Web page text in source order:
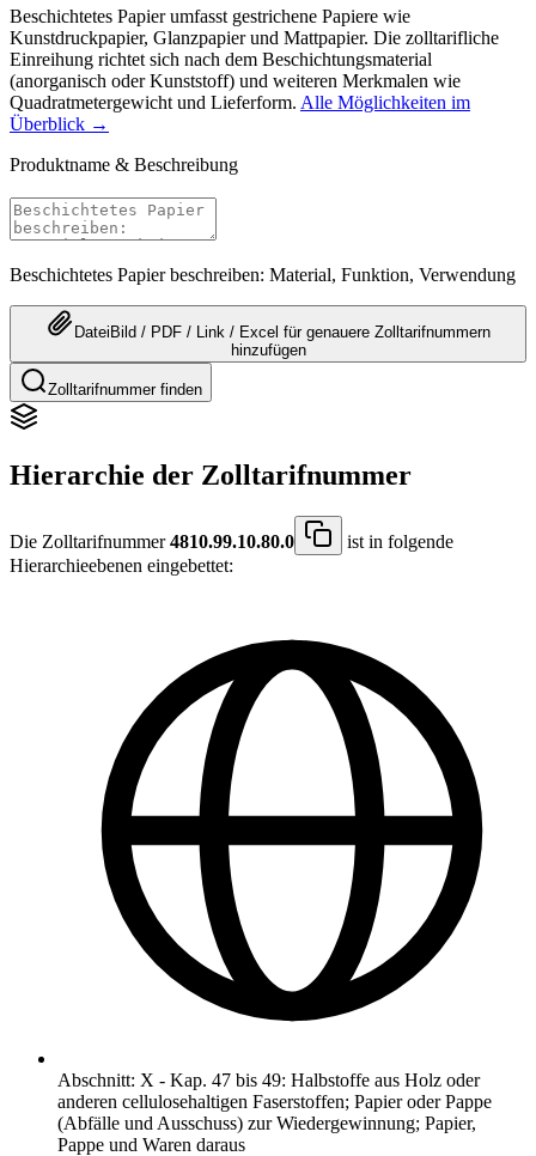
Beschichtetes Papier umfasst gestrichene Papiere wie
Kunstdruckpapier, Glanzpapier und Mattpapier. Die zolltarifliche
Einreihung richtet sich nach dem Beschichtungsmaterial
(anorganisch oder Kunststoff) und weiteren Merkmalen wie
Quadratmetergewicht und Lieferform. Alle Möglichkeiten im
Überblick →
Produktname & Beschreibung
Beschichtetes Papier beschreiben: Material, Funktion, Verwendung
Datei Bild / PDF / Link / Excel für genauere Zolltarifnummern
hinzufügen
Zolltarifnummer finden
Hierarchie der Zolltarifnummer
Die Zolltarifnummer4810.99.10.80.0
ist in folgende
Hierarchieebenen eingebettet:
Abschnitt: X - Kap. 47 bis 49: Halbstoffe aus Holz oder
anderen cellulosehaltigen Faserstoffen; Papier oder Pappe
(Abfälle und Ausschuss) zur Wiedergewinnung; Papier,
Pappe und Waren daraus